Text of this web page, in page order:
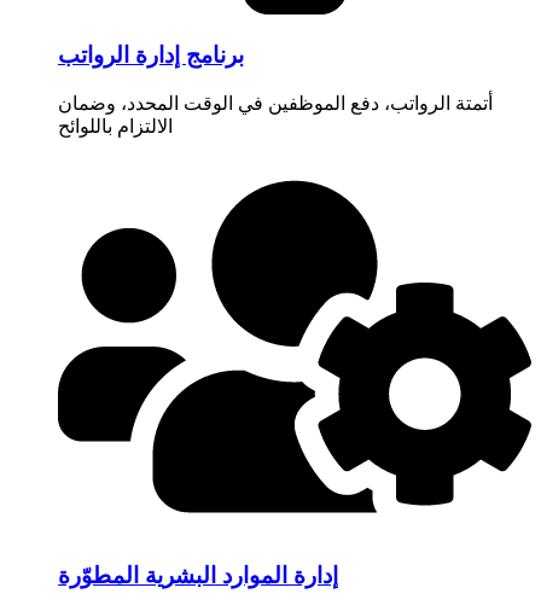
برنامج إدارة الرواتب
أتمتة الرواتب، دفع الموظفين في الوقت المحدد، وضمان
الالتزام باللوائح
إدارة الموارد البشرية المطوّرة